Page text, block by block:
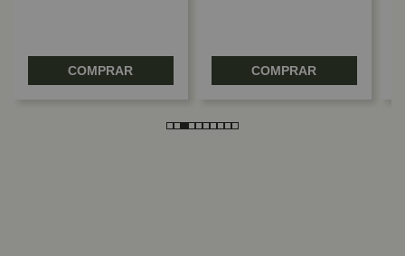
COMPRAR COMPRAR